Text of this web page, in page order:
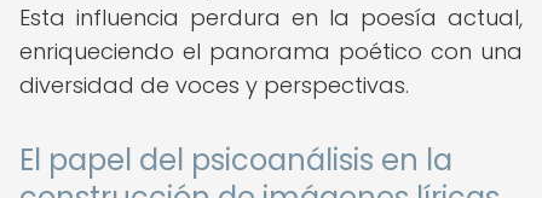
Esta influencia perdura en la poesía actual,
enriqueciendo el panorama poético con una
diversidad de voces y perspectivas.
El papel del psicoanálisis en la